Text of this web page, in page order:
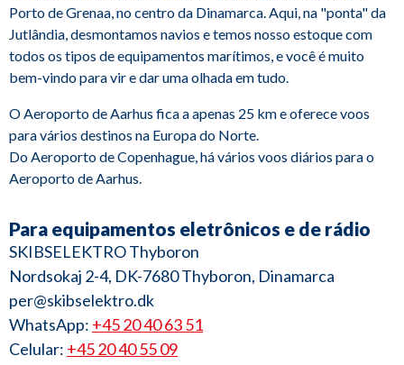
Porto de Grenaa, no centro da Dinamarca. Aqui, na "ponta" da
Jutlândia, desmontamos navios e temos nosso estoque com
todos os tipos de equipamentos marítimos, e você é muito
bem-vindo para vir e dar uma olhada em tudo.
O Aeroporto de Aarhus fica a apenas 25 km e oferece voos
para vários destinos na Europa do Norte.
Do Aeroporto de Copenhague, há vários voos diários para o
Aeroporto de Aarhus.
Para equipamentos eletrônicos e de rádio
SKIBSELEKTRO Thyboron
Nordsokaj 2-4, DK-7680 Thyboron, Dinamarca
per@skibselektro.dk
WhatsApp: +45 20 40 63 51
Celular: +45 20 40 55 09